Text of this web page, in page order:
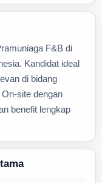
F&B di
Kandidat ideal
di bidang
site dengan
benefit lengkap